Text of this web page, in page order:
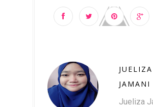
JUELIZA
JAMANI
Jueliza